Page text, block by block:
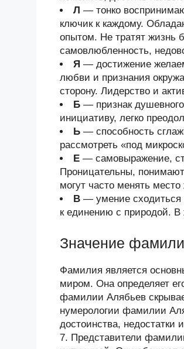
Л — тонко
ключик к каждому.
опытом. Не тратят жизнь
самовлюбленность,
Я — достижение
любви и признания
сторону. Лидерство и
Б — признак
инициативу, легко
Ь — способность
рассмотреть «под
Е — самовыражение,
Проницательны,
могут часто менять
В — умение сходиться
к единению с природой. В
Значение
Фамилия является
миром. Она определяет
фамилии Алябьев
нумерологии фамилии
достоинства,
7. Представители